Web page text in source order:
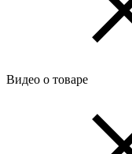
Видео о товаре